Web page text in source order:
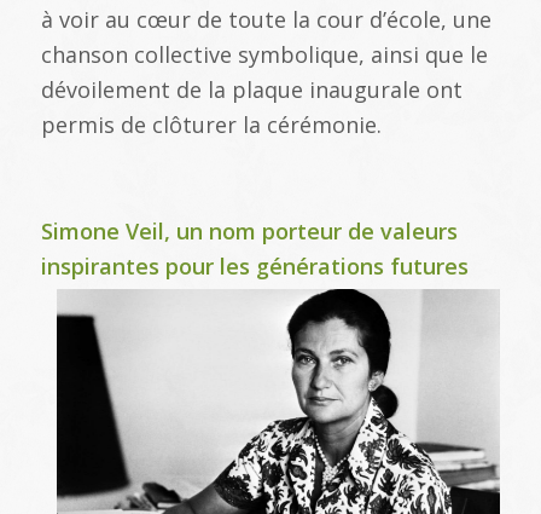
à voir au cœur de toute la cour d’école, une
chanson collective symbolique, ainsi que le
dévoilement de la plaque inaugurale ont
permis de clôturer la cérémonie.
Simone Veil, un nom porteur de valeurs
inspirantes pour les générations futures